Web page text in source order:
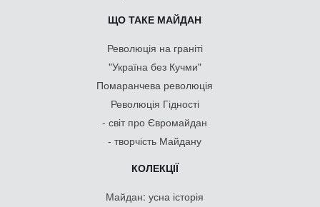
ЩО ТАКЕ МАЙДАН
Революція на граніті
"Україна без Кучми"
Помаранчева революція
Революція Гідності
- світ про Євромайдан
- творчість Майдану
КОЛЕКЦІЇ
Майдан: усна історія